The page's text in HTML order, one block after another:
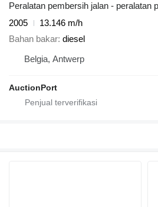
Peralatan pembersih jalan - peralatan
2005
13.146 m/h
Bahan bakar diesel
Belgia, Antwerp
AuctionPort